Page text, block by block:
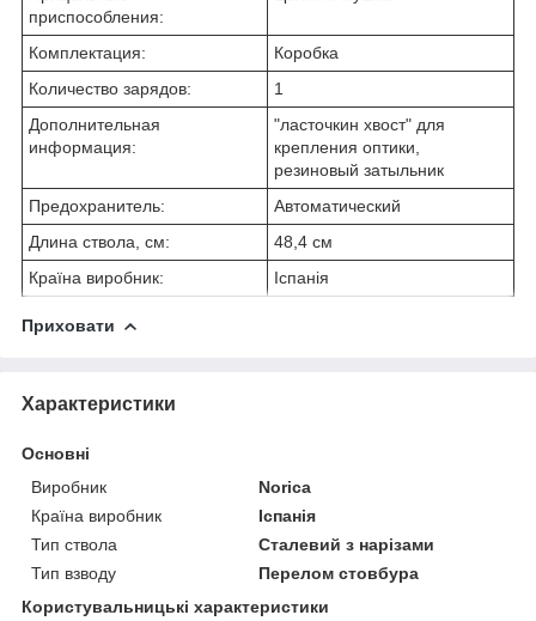
приспособления:
Комплектация:
Коробка
Количество зарядов:
1
Дополнительная
информация:
"ласточкин хвост" для
крепления оптики,
резиновый затыльник
Предохранитель:
Автоматический
Длина ствола, см:
48,4 см
Країна виробник:
Іспанія
Приховати
Характеристики
Основні
Виробник
Norica
Країна виробник
Іспанія
Тип ствола
Сталевий з нарізами
Тип взводу
Перелом стовбура
Користувальницькі характеристики